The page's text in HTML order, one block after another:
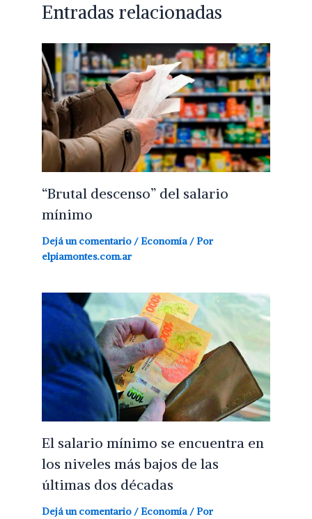
Entradas relacionadas
“Brutal descenso” del salario
mínimo
Dejá un comentario / Economía / Por
elpiamontes.com.ar
El salario mínimo se encuentra en
los niveles más bajos de las
últimas dos décadas
Dejá un comentario / Economía / Por